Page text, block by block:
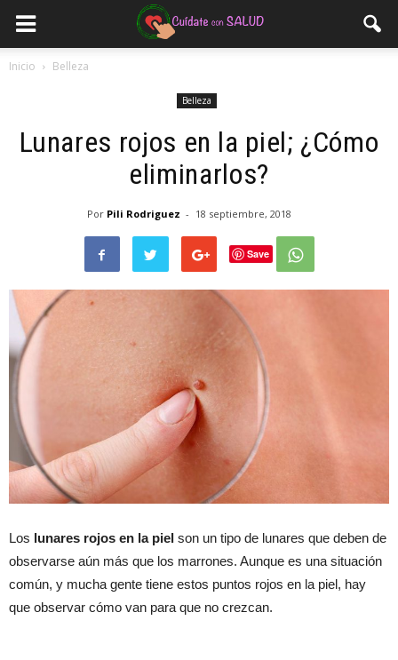
Inicio Belleza
Belleza
Lunares rojos en la piel; ¿Cómo
eliminarlos?
Por Pili Rodriguez - 18 septiembre, 2018
Save
Los lunares rojos en la piel son un tipo de lunares que deben de
observarse aún más que los marrones. Aunque es una situación
común, y mucha gente tiene estos puntos rojos en la piel, hay
que observar cómo van para que no crezcan.